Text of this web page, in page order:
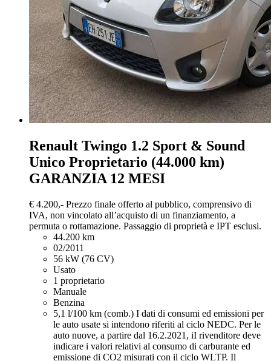
Renault Twingo 1.2 Sport & Sound
Unico Proprietario (44.000 km)
GARANZIA 12 MESI
€ 4.200,- Prezzo finale offerto al pubblico, comprensivo di
IVA, non vincolato all’acquisto di un finanziamento, a
permuta o rottamazione. Passaggio di proprietà e IPT esclusi.
44.200 km
02/2011
56 kW (76 CV)
Usato
1 proprietario
Manuale
Benzina
5,1 l/100 km (comb.) I dati di consumi ed emissioni per
le auto usate si intendono riferiti al ciclo NEDC. Per le
auto nuove, a partire dal 16.2.2021, iI rivenditore deve
indicare i valori relativi al consumo di carburante ed
emissione di CO2 misurati con il ciclo WLTP. Il